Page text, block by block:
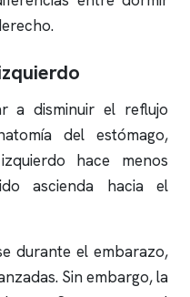
a disminuir el reflujo
del estómago,
hace menos
ascienda hacia el
durante el embarazo,
Sin embargo, la